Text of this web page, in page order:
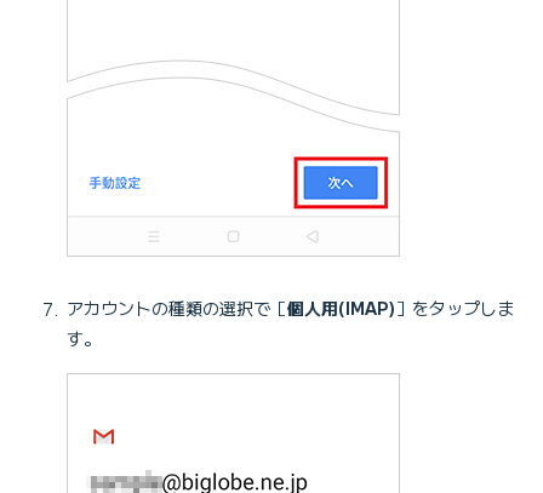
アカウントの種類の選択で［個人用(IMAP)］をタップしま
す。